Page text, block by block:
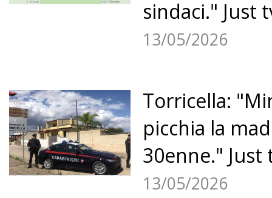
sindaci." Just
13/05/2026
Torricella:
picchia la
30enne." Just
13/05/2026